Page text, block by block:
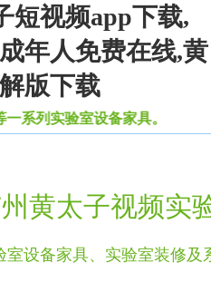
短视频app下载,
年人免费在线,黄
版下载
列实验室设备家具。
黄太子视频实
室设备家具、实验室装修